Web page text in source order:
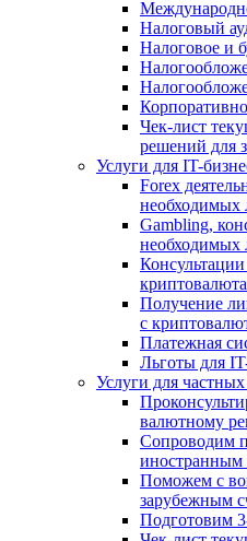
Налоговый
Налоговое и
Чек-лист
решений для
Услуги для IT-
Forex
необходимых
Gambling,
необходимых
Получение
с
Платежная
Льготы для
Услуги для
валютному
Сопроводим
Поможем с
зарубежным
Подготовим